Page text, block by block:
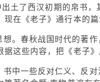
土了西汉初期的帛书，
在《老子》通行本的
想。春秋战国时代的著
这些内容，把《老子
中一些反对仁义、反